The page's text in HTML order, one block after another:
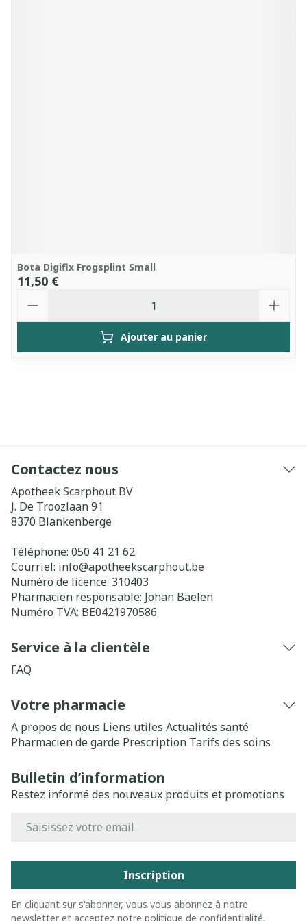
Bota Digifix Frogsplint Small
11,50 €
Ajouter au panier
Contactez nous
Apotheek Scarphout BV
J. De Troozlaan 91
8370 Blankenberge
Téléphone: 050 41 21 62
Courriel: info@apotheekscarphout.be
Numéro de licence: 310403
Pharmacien responsable: Johan Baelen
Numéro TVA: BE0421970586
Service à la clientèle
FAQ
Votre pharmacie
A propos de nous Liens utiles Actualités santé
Pharmacien de garde Prescription Tarifs des soins
Bulletin d’information
Restez informé des nouveaux produits et promotions
Inscription
En cliquant sur s'abonner, vous vous abonnez à notre
newsletter et acceptez notre politique de confidentialité.